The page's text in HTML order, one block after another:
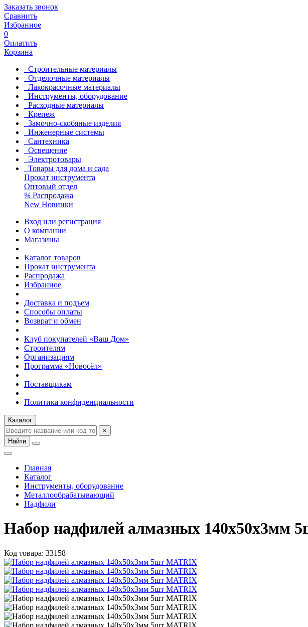
Заказать звонок
Сравнить
Избранное
0
Оплатить
Корзина
Строительные материалы
Отделочные материалы
Лакокрасочные материалы
Инструменты, оборудование
Расходные материалы
Крепеж
Замочно-скобяные изделия
Инженерные системы
Сантехника
Освещение
Электротовары
Товары для дома и сада
Прокат инструмента
Оптовый отдел
% Распродажа
New Новинки
Вход или регистрация
О компании
Магазины
Каталог товаров
Прокат инструмента
Распродажа
Избранное
Доставка и подъем
Способы оплаты
Возврат и обмен
Клуб покупателей «Ваш Дом»
Строителям
Организациям
Программа «Новосёл»
Поставщикам
Политика конфиденциальности
Каталог
×
Найти
Главная
Каталог
Инструменты, оборудование
Металлообрабатывающий
Надфили
Набор надфилей алмазных 140х50х3мм
Код товара: 33158